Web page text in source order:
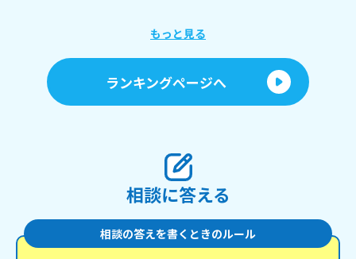
もっと見る
ランキングページへ
相談に答える
相談の答えを書くときのルール